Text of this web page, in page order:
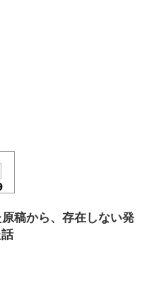
稿から、存在しない発